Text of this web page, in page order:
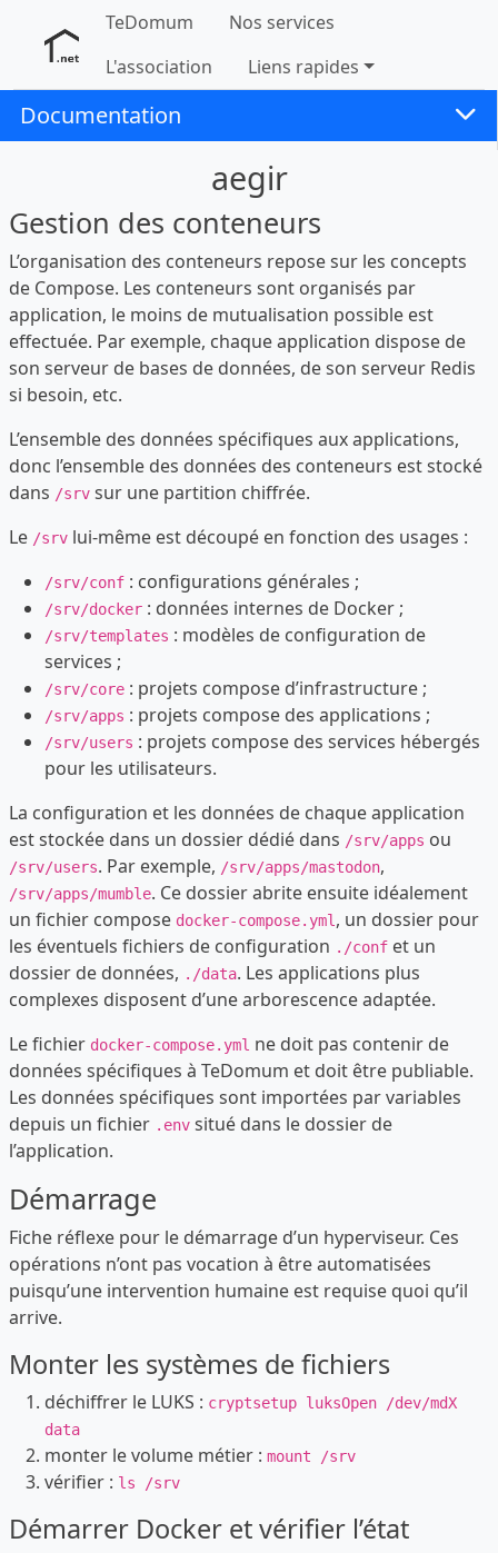
TeDomum
Nos services
L'association
Liens rapides
Documentation
aegir
Gestion des conteneurs
L’organisation des conteneurs repose sur les concepts
de Compose. Les conteneurs sont organisés par
application, le moins de mutualisation possible est
effectuée. Par exemple, chaque application dispose de
son serveur de bases de données, de son serveur Redis
si besoin, etc.
L’ensemble des données spécifiques aux applications,
donc l’ensemble des données des conteneurs est stocké
dans /srv sur une partition chiffrée.
Le /srv lui-même est découpé en fonction des usages :
/srv/conf : configurations générales ;
/srv/docker : données internes de Docker ;
/srv/templates : modèles de configuration de
services ;
/srv/core : projets compose d’infrastructure ;
/srv/apps : projets compose des applications ;
/srv/users : projets compose des services hébergés
pour les utilisateurs.
La configuration et les données de chaque application
est stockée dans un dossier dédié dans /srv/apps ou
/srv/users. Par exemple, /srv/apps/mastodon,
/srv/apps/mumble. Ce dossier abrite ensuite idéalement
un fichier compose docker-compose.yml, un dossier pour
les éventuels fichiers de configuration ./conf et un
dossier de données, ./data. Les applications plus
complexes disposent d’une arborescence adaptée.
Le fichier docker-compose.yml ne doit pas contenir de
données spécifiques à TeDomum et doit être publiable.
Les données spécifiques sont importées par variables
depuis un fichier .env situé dans le dossier de
l’application.
Démarrage
Fiche réflexe pour le démarrage d’un hyperviseur. Ces
opérations n’ont pas vocation à être automatisées
puisqu’une intervention humaine est requise quoi qu’il
arrive.
Monter les systèmes de fichiers
déchiffrer le LUKS : cryptsetup luksOpen /dev/mdX
data
monter le volume métier : mount /srv
vérifier : ls /srv
Démarrer Docker et vérifier l’état